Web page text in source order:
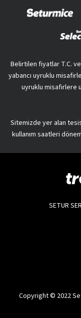
Belirtilen fiyatlar T.C.
yabancı uyruklu
uyruklu misafirlere
Sitemizde yer alan
kullanım saatleri
SETUR
Copyright © 2022